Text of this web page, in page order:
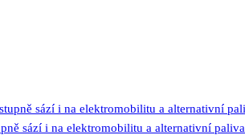
sází i na elektromobilitu a alternativní paliva